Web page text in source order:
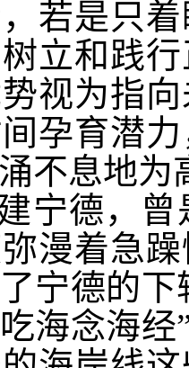
若是只
立和践
视为指
孕育潜
不息地
宁德，
漫着急
宁德的
海念海